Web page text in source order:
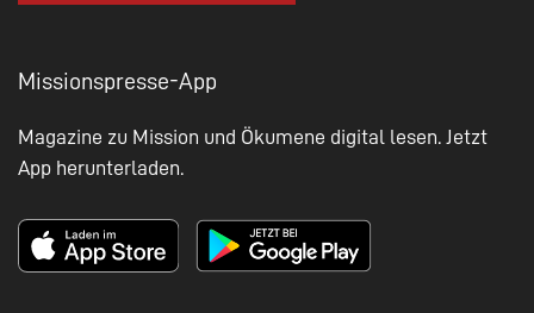
Missionspresse-App
Magazine zu Mission und Ökumene digital lesen. Jetzt
App herunterladen.